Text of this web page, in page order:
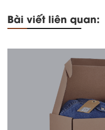
Bài viết liên quan: